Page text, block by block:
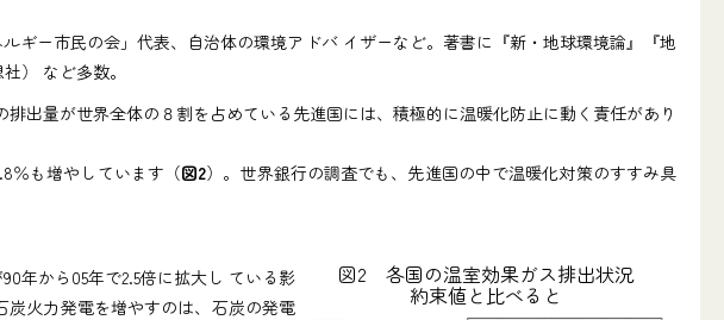
ギー市民の会」代表、自治体の環境アドバ イザーなど。著書に『新・地球環境論』『地
） など多数。
出量が世界全体の８割を占めている先進国には、積極的に温暖化防止に動く責任があり
％も増やしています（図2）。世界銀行の調査でも、先進国の中で温暖化対策のすすみ具
図2 各国の温室効果ガス排出状況
約束値と比べると
年から05年で2.5倍に拡大し ている影
火力発電を増やすのは、石炭の発電